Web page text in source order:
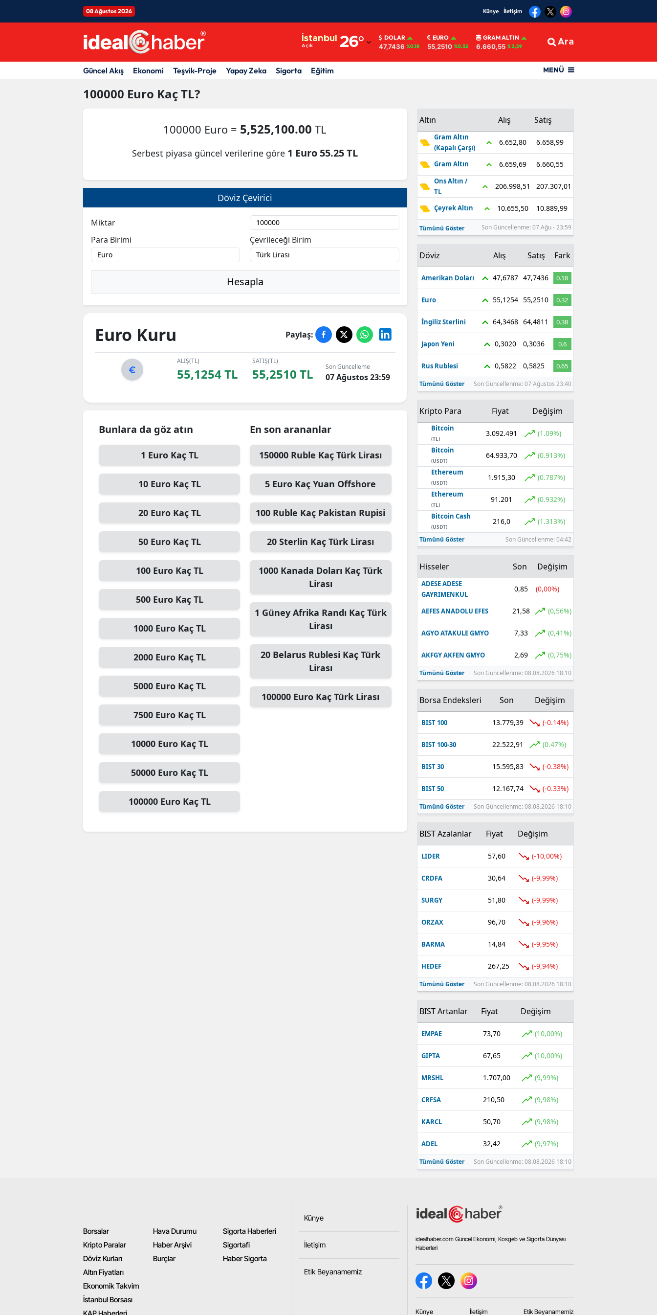
08 Ağustos 2026 Künye İletişim
İstanbul
Açık 26°
Adıyaman
Afyonkarahisar
Ankara
Antalya
Aydın
Balıkesir
Bilecik
Bingöl
Bitlis
Bursa
Çanakkale
Çankırı
Diyarbakır
Edirne
Erzincan
Erzurum
Eskişehir
Gaziantep
Giresun
Hakkari
Hatay
Isparta
Mersin
Kocaeli
Tunceli
Şanlıurfa
DOLAR
47,7436 %0.18
EURO
55,2510 %0.32
GRAM ALTIN
6.660,55 % 2,59 Ara
Güncel Akış Ekonomi Teşvik-Proje Yapay Zeka Sigorta Eğitim MENÜ
100000 Euro Kaç TL?
100000 Euro = 5,525,100.00TL
Serbest piyasa güncel verilerine göre 1 Euro 55.25 TL
Döviz Çevirici
Miktar
Para Birimi
Çevrileceği Birim
Hesapla
Euro Kuru Paylaş:
ALIŞ(TL)
55,1254 TL
SATIŞ(TL)
55,2510 TL Son Güncelleme
07 Ağustos 23:59
Bunlara da göz atın
1 EuroKaç TL
10 EuroKaç TL
20 EuroKaç TL
50 EuroKaç TL
100 EuroKaç TL
500 EuroKaç TL
1000 EuroKaç TL
2000 EuroKaç TL
5000 EuroKaç TL
7500 EuroKaç TL
10000 EuroKaç TL
50000 EuroKaç TL
100000 EuroKaç TL
En son arananlar
150000 Ruble Kaç Türk Lirası
5 Euro Kaç Yuan Offshore
100 Ruble Kaç Pakistan Rupisi
20Sterlin Kaç Türk Lirası
1000 Kanada Doları Kaç Türk
Lirası
1 Güney Afrika Randı Kaç Türk
Lirası
20 Belarus Rublesi Kaç Türk
Lirası
100000 Euro Kaç Türk Lirası
Altın Alış Satış
Gram Altın
(Kapalı Çarşı)
6.652,80 6.658,99
Gram Altın 6.659,69 6.660,55
Ons Altın /
TL
206.998,51 207.307,01
Çeyrek Altın 10.655,50 10.889,99
Tümünü Göster Son Güncellenme: 07 Ağu - 23:59
Döviz Alış Satış Fark
Amerikan Doları 47,6787 47,7436 0.18
Euro 55,1254 55,2510 0.32
İngiliz Sterlini 64,3468 64,4811 0.38
Japon Yeni 0,3020 0,3036 0.6
Rus Rublesi 0,5822 0,5825 0.65
Tümünü Göster Son Güncellenme: 07 Ağustos 23:40
Kripto Para Fiyat Değişim
Bitcoin
(TL)
3.092.491 (1.09%)
Bitcoin
(USDT)
64.933,70 (0.913%)
Ethereum
(USDT)
1.915,30 (0.787%)
Ethereum
(TL)
91.201 (0.932%)
Bitcoin Cash
(USDT)
216,0 (1.313%)
Tümünü Göster Son Güncellenme: 04:42
Hisseler Son Değişim
ADESE ADESE
GAYRIMENKUL
0,85 (0,00%)
AEFES ANADOLU EFES 21,58 (0,56%)
AGYO ATAKULE GMYO 7,33 (0,41%)
AKFGY AKFEN GMYO 2,69 (0,75%)
Tümünü Göster Son Güncellenme: 08.08.2026 18:10
Borsa Endeksleri Son Değişim
BIST 100 13.779,39 (-0.14%)
BIST 100-30 22.522,91 (0.47%)
BIST 30 15.595,83 (-0.38%)
BIST 50 12.167,74 (-0.33%)
Tümünü Göster Son Güncellenme: 08.08.2026 18:10
BIST Azalanlar Fiyat Değişim
LIDER 57,60 (-10,00%)
CRDFA 30,64 (-9,99%)
SURGY 51,80 (-9,99%)
ORZAX 96,70 (-9,96%)
BARMA 14,84 (-9,95%)
HEDEF 267,25 (-9,94%)
Tümünü Göster Son Güncellenme: 08.08.2026 18:10
BIST Artanlar Fiyat Değişim
EMPAE 73,70 (10,00%)
GIPTA 67,65 (10,00%)
MRSHL 1.707,00 (9,99%)
CRFSA 210,50 (9,98%)
KARCL 50,70 (9,98%)
ADEL 32,42 (9,97%)
Tümünü Göster Son Güncellenme: 08.08.2026 18:10
Borsalar
Kripto Paralar
Döviz Kurları
Altın Fiyatları
Ekonomik Takvim
İstanbul Borsası
Hava Durumu
Haber Arşivi
Burçlar
Sigorta Haberleri
Sigortafi
Haber Sigorta
Künye
İletişim
Etik Beyanamemiz
idealhaber.com Güncel Ekonomi, Kosgeb ve Sigorta Dünyası
Haberleri
Künye İletişim Etik Beyanamemiz